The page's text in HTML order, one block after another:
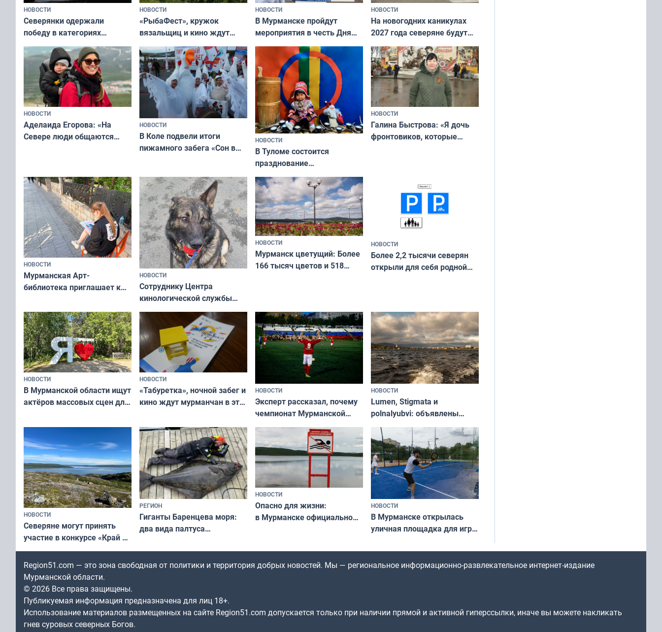
НОВОСТИ
Северянки одержали
победу в категориях
всероссийского конкурса
«Мисс и Миссис Великая
Русь»
НОВОСТИ
«РыбаФест», кружок
вязальщиц и кино ждут
мурманчан в эти выходные
НОВОСТИ
В Мурманске пройдут
мероприятия в честь Дня
физкультурника
НОВОСТИ
На новогодних каникулах
2027 года северяне будут
отдыхать 11 дней
НОВОСТИ
Аделаида Егорова: «На
Севере люди общаются
НОВОСТИ
В Коле подвели итоги
пижамного забега «Сон в
НОВОСТИ
В Туломе состоится
празднование
Международного дня
коренных народов мира
НОВОСТИ
Галина Быстрова: «Я дочь
фронтовиков, которые
НОВОСТИ
Мурманская Арт-
библиотека приглашает к
и фотографов
НОВОСТИ
Сотруднику Центра
кинологической службы
ищут новый дом
НОВОСТИ
Мурманск цветущий: Более
166 тысяч цветов и 518
НОВОСТИ
Более 2,2 тысячи северян
открыли для себя родной
НОВОСТИ
В Мурманской области ищут
актёров массовых сцен для
короткометражном фильме
НОВОСТИ
«Табуретка», ночной забег и
кино ждут мурманчан в эти
НОВОСТИ
Эксперт рассказал, почему
чемпионат Мурманской
области по футболу остался
незамеченным
НОВОСТИ
Lumen, Stigmata и
polnalyubvi: объявлены
хедлайнеры фестиваля
«Имандра» в 2026 года
НОВОСТИ
Северяне могут принять
участие в конкурсе «Край у
северной границы: фотогид
по Печенгскому округу»
РЕГИОН
Гиганты Баренцева моря:
два вида палтуса
НОВОСТИ
Опасно для жизни:
в Мурманске официально
НОВОСТИ
В Мурманске открылась
уличная площадка для игры
Region51.com — это зона свободная от политики и территория добрых новостей. Мы — региональное информационно-развлекательное интернет-издание
Мурманской области.
© 2026 Все права защищены.
Публикуемая информация предназначена для лиц 18+.
Использование материалов размещенных на сайте Region51.com допускается только при наличии прямой и активной гиперссылки, иначе вы можете накликать
гнев суровых северных Богов.